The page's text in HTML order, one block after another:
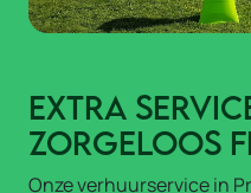
Extra
zorgeloos
Onze verhuurservice in